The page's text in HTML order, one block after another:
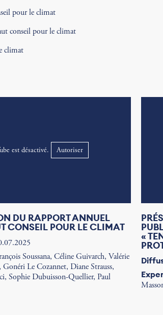
pour le climat
conseil pour le climat
climat
est désactivé. Autoriser
DU RAPPORT ANNUEL
CONSEIL POUR LE CLIMAT
Soussana, Céline Guivarch, Valérie
Le Cozannet, Diane Strauss,
Sophie Dubuisson-Quellier, Paul
«